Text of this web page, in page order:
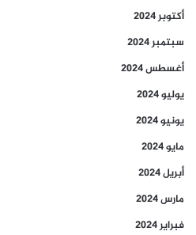
أكتوبر 2024
سبتمبر 2024
أغسطس 2024
يوليو 2024
يونيو 2024
مايو 2024
أبريل 2024
مارس 2024
فبراير 2024